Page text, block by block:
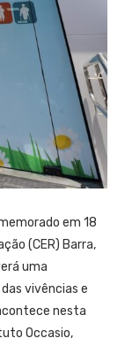
em 18
(CER) Barra,
uma
vivências e
nesta
Occasio,